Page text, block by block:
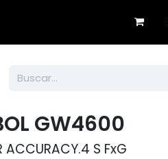
GW4600
ACCURACY.4 S FxG